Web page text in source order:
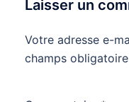
Laisser un
Votre adresse e-
champs